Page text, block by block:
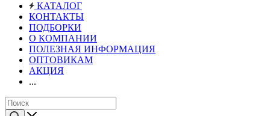
КАТАЛОГ
КОНТАКТЫ
ПОДБОРКИ
О КОМПАНИИ
ПОЛЕЗНАЯ ИНФОРМАЦИЯ
ОПТОВИКАМ
АКЦИЯ
...